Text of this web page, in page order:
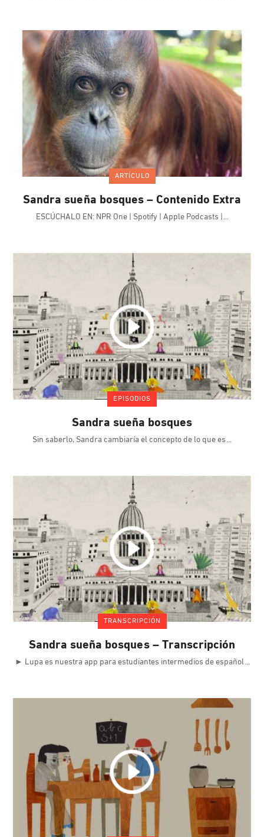
ARTÍCULO
Sandra sueña bosques – Contenido Extra
ESCÚCHALO EN: NPR One | Spotify | Apple Podcasts |
EPISODIOS
Sandra sueña bosques
Sin saberlo, Sandra cambiaría el concepto de lo que es
TRANSCRIPCIÓN
Sandra sueña bosques – Transcripción
► Lupa es nuestra app para estudiantes intermedios de español